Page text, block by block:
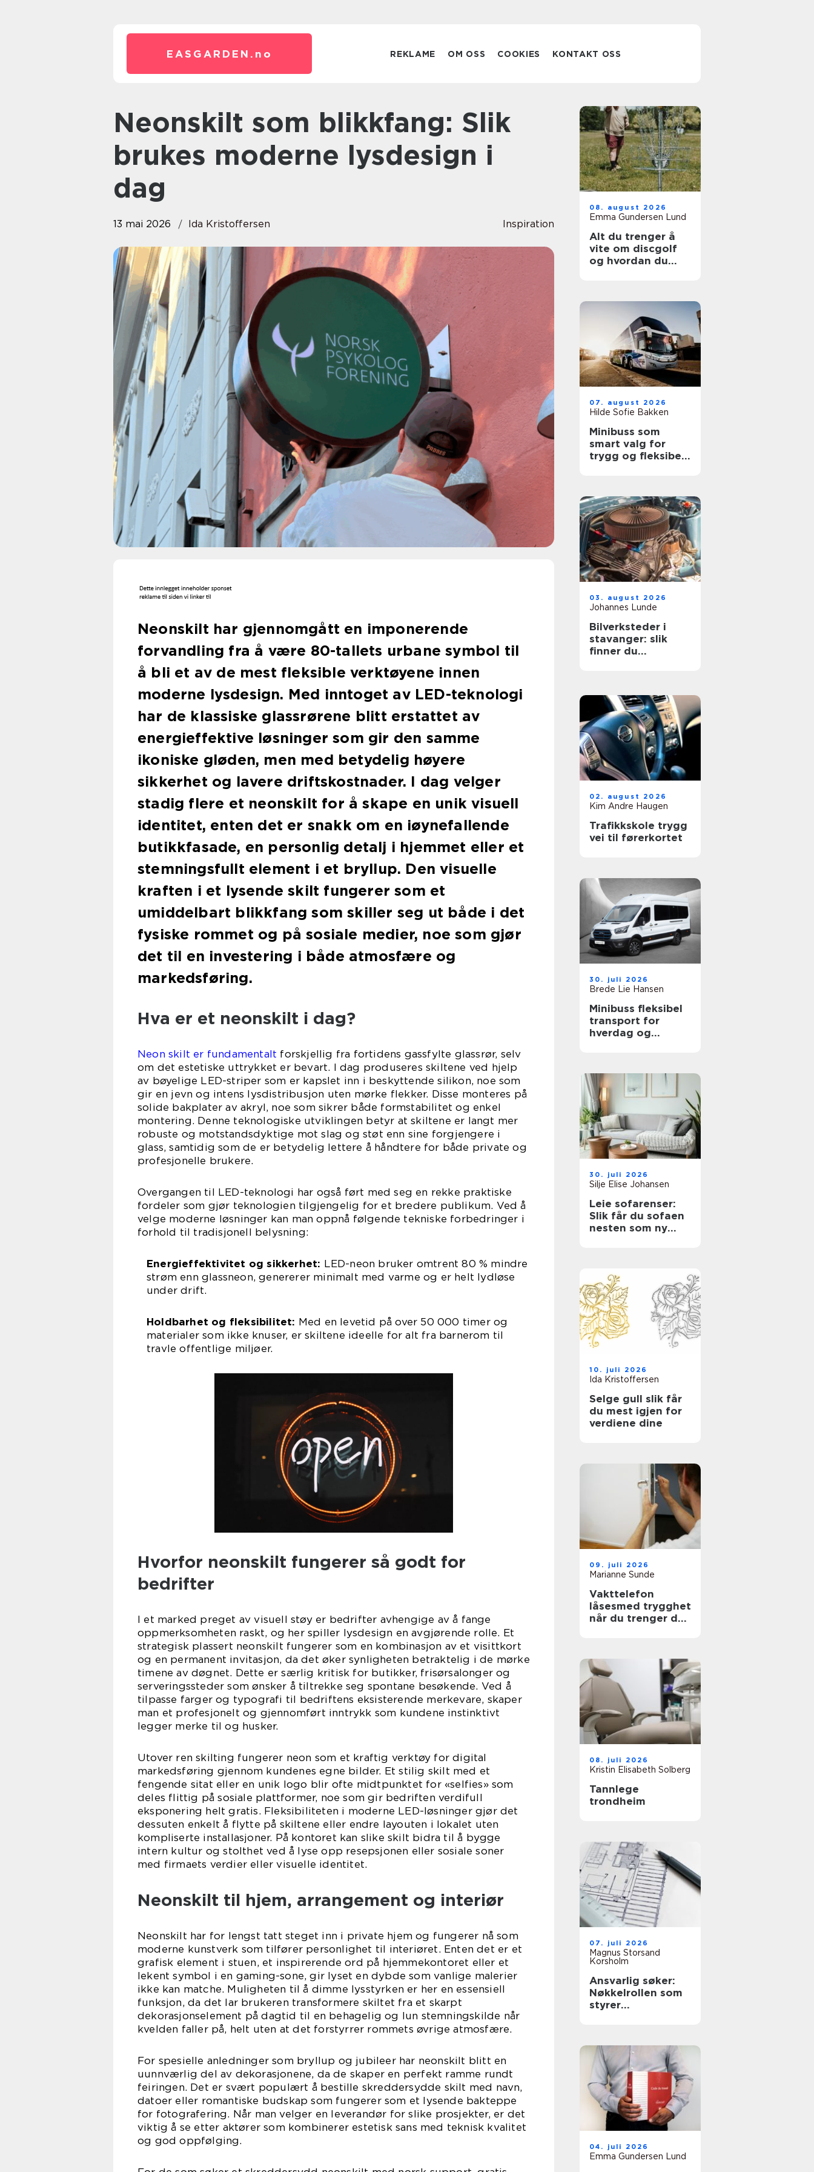
EASGARDEN. no REKLAME OM OSS COOKIES KONTAKT OSS
Neonskilt som blikkfang: Slik
brukes moderne lysdesign i
dag
13 mai 2026 Ida Kristoffersen Inspiration
Neonskilt har gjennomgått en imponerende
forvandling fra å være 80-tallets urbane symbol til
å bli et av de mest fleksible verktøyene innen
moderne lysdesign. Med inntoget av LED-teknologi
har de klassiske glassrørene blitt erstattet av
energieffektive løsninger som gir den samme
ikoniske gløden, men med betydelig høyere
sikkerhet og lavere driftskostnader. I dag velger
stadig flere et neonskilt for å skape en unik visuell
identitet, enten det er snakk om en iøynefallende
butikkfasade, en personlig detalj i hjemmet eller et
stemningsfullt element i et bryllup. Den visuelle
kraften i et lysende skilt fungerer som et
umiddelbart blikkfang som skiller seg ut både i det
fysiske rommet og på sosiale medier, noe som gjør
det til en investering i både atmosfære og
markedsføring.
Hva er et neonskilt i dag?
Neon skilt er fundamentalt forskjellig fra fortidens gassfylte glassrør, selv
om det estetiske uttrykket er bevart. I dag produseres skiltene ved hjelp
av bøyelige LED-striper som er kapslet inn i beskyttende silikon, noe som
gir en jevn og intens lysdistribusjon uten mørke flekker. Disse monteres på
solide bakplater av akryl, noe som sikrer både formstabilitet og enkel
montering. Denne teknologiske utviklingen betyr at skiltene er langt mer
robuste og motstandsdyktige mot slag og støt enn sine forgjengere i
glass, samtidig som de er betydelig lettere å håndtere for både private og
profesjonelle brukere.
Overgangen til LED-teknologi har også ført med seg en rekke praktiske
fordeler som gjør teknologien tilgjengelig for et bredere publikum. Ved å
velge moderne løsninger kan man oppnå følgende tekniske forbedringer i
forhold til tradisjonell belysning:
Energieffektivitet og sikkerhet: LED-neon bruker omtrent 80 % mindre
strøm enn glassneon, genererer minimalt med varme og er helt lydløse
under drift.
Holdbarhet og fleksibilitet: Med en levetid på over 50 000 timer og
materialer som ikke knuser, er skiltene ideelle for alt fra barnerom til
travle offentlige miljøer.
Hvorfor neonskilt fungerer så godt for
bedrifter
I et marked preget av visuell støy er bedrifter avhengige av å fange
oppmerksomheten raskt, og her spiller lysdesign en avgjørende rolle. Et
strategisk plassert neonskilt fungerer som en kombinasjon av et visittkort
og en permanent invitasjon, da det øker synligheten betraktelig i de mørke
timene av døgnet. Dette er særlig kritisk for butikker, frisørsalonger og
serveringssteder som ønsker å tiltrekke seg spontane besøkende. Ved å
tilpasse farger og typografi til bedriftens eksisterende merkevare, skaper
man et profesjonelt og gjennomført inntrykk som kundene instinktivt
legger merke til og husker.
Utover ren skilting fungerer neon som et kraftig verktøy for digital
markedsføring gjennom kundenes egne bilder. Et stilig skilt med et
fengende sitat eller en unik logo blir ofte midtpunktet for «selfies» som
deles flittig på sosiale plattformer, noe som gir bedriften verdifull
eksponering helt gratis. Fleksibiliteten i moderne LED-løsninger gjør det
dessuten enkelt å flytte på skiltene eller endre layouten i lokalet uten
kompliserte installasjoner. På kontoret kan slike skilt bidra til å bygge
intern kultur og stolthet ved å lyse opp resepsjonen eller sosiale soner
med firmaets verdier eller visuelle identitet.
Neonskilt til hjem, arrangement og interiør
Neonskilt har for lengst tatt steget inn i private hjem og fungerer nå som
moderne kunstverk som tilfører personlighet til interiøret. Enten det er et
grafisk element i stuen, et inspirerende ord på hjemmekontoret eller et
lekent symbol i en gaming-sone, gir lyset en dybde som vanlige malerier
ikke kan matche. Muligheten til å dimme lysstyrken er her en essensiell
funksjon, da det lar brukeren transformere skiltet fra et skarpt
dekorasjonselement på dagtid til en behagelig og lun stemningskilde når
kvelden faller på, helt uten at det forstyrrer rommets øvrige atmosfære.
For spesielle anledninger som bryllup og jubileer har neonskilt blitt en
uunnværlig del av dekorasjonene, da de skaper en perfekt ramme rundt
feiringen. Det er svært populært å bestille skreddersydde skilt med navn,
datoer eller romantiske budskap som fungerer som et lysende bakteppe
for fotografering. Når man velger en leverandør for slike prosjekter, er det
viktig å se etter aktører som kombinerer estetisk sans med teknisk kvalitet
og god oppfølging.
08. august 2026
Emma Gundersen Lund
Alt du trenger å
vite om discgolf
og hvordan du
07. august 2026
Hilde Sofie Bakken
Minibuss som
smart valg for
trygg og fleksibel
03. august 2026
Johannes Lunde
Bilverksteder i
stavanger: slik
finner du
02. august 2026
Kim Andre Haugen
Trafikkskole trygg
vei til førerkortet
30. juli 2026
Brede Lie Hansen
Minibuss fleksibel
transport for
hverdag og
30. juli 2026
Silje Elise Johansen
Leie sofarenser:
Slik får du sofaen
nesten som ny
10. juli 2026
Ida Kristoffersen
Selge gull slik får
du mest igjen for
verdiene dine
09. juli 2026
Marianne Sunde
Vakttelefon
låsesmed trygghet
når du trenger det
08. juli 2026
Kristin Elisabeth Solberg
Tannlege
trondheim
07. juli 2026
Magnus Storsand
Korsholm
Ansvarlig søker:
Nøkkelrollen som
styrer
04. juli 2026
Emma Gundersen Lund